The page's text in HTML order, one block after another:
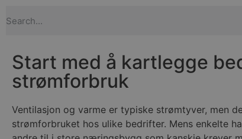
Start med å kartlegge
strømforbruk
Ventilasjon og varme er typiske strømtyver, men
strømforbruket hos ulike bedrifter. Mens enkelte